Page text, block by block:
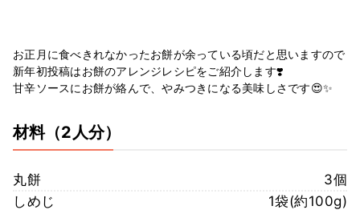
お正月に食べきれなかったお餅が余っている頃だと思いますので
新年初投稿はお餅のアレンジレシピをご紹介します❣️
甘辛ソースにお餅が絡んで、やみつきになる美味しさです😍✨
材料（2人分）
丸餅
3個
しめじ
1袋(約100g)